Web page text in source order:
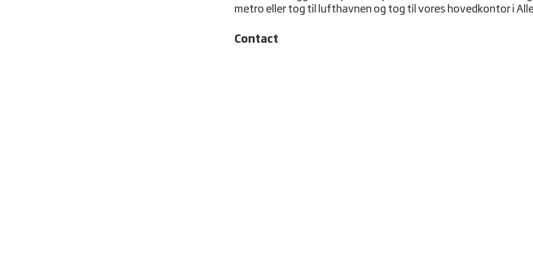
metro eller tog til lufthavnen og tog til vores hovedkontor i
Contact